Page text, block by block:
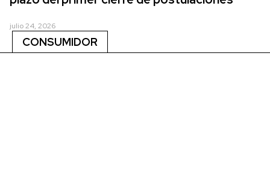
julio 24, 2026
CONSUMIDOR